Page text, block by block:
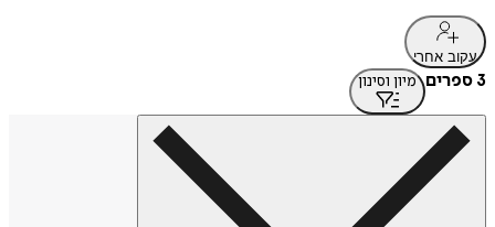
עקוב אחרי
3 ספרים מיון וסינון